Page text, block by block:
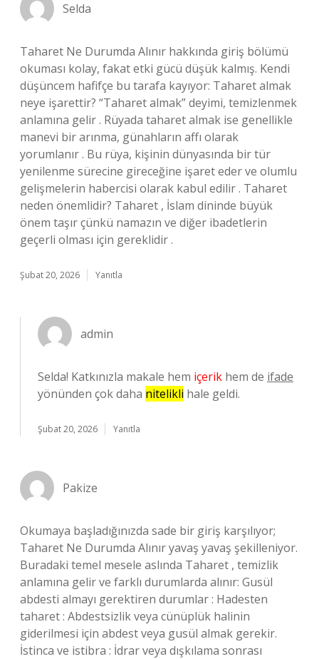
Selda
Taharet Ne Durumda Alınır hakkında giriş bölümü
okuması kolay, fakat etki gücü düşük kalmış. Kendi
düşüncem hafifçe bu tarafa kayıyor: Taharet almak
neye işarettir? “Taharet almak” deyimi, temizlenmek
anlamına gelir . Rüyada taharet almak ise genellikle
manevi bir arınma, günahların affı olarak
yorumlanır . Bu rüya, kişinin dünyasında bir tür
yenilenme sürecine gireceğine işaret eder ve olumlu
gelişmelerin habercisi olarak kabul edilir . Taharet
neden önemlidir? Taharet , İslam dininde büyük
önem taşır çünkü namazın ve diğer ibadetlerin
geçerli olması için gereklidir .
Şubat 20, 2026 Yanıtla
admin
Selda! Katkınızla makale hem içerik hem de ifade
yönünden çok daha nitelikli hale geldi.
Şubat 20, 2026 Yanıtla
Pakize
Okumaya başladığınızda sade bir giriş karşılıyor;
Taharet Ne Durumda Alınır yavaş yavaş şekilleniyor.
Buradaki temel mesele aslında Taharet , temizlik
anlamına gelir ve farklı durumlarda alınır: Gusül
abdesti almayı gerektiren durumlar : Hadesten
taharet : Abdestsizlik veya cünüplük halinin
giderilmesi için abdest veya gusül almak gerekir.
İstinca ve istibra : İdrar veya dışkılama sonrası